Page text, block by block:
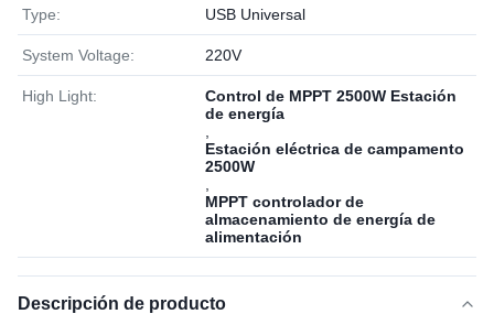
Type: USB Universal
System Voltage: 220V
High Light:
Control de MPPT 2500W Estación
de energía
Estación eléctrica de campamento
2500W
MPPT controlador de
almacenamiento de energía de
alimentación
Descripción de producto